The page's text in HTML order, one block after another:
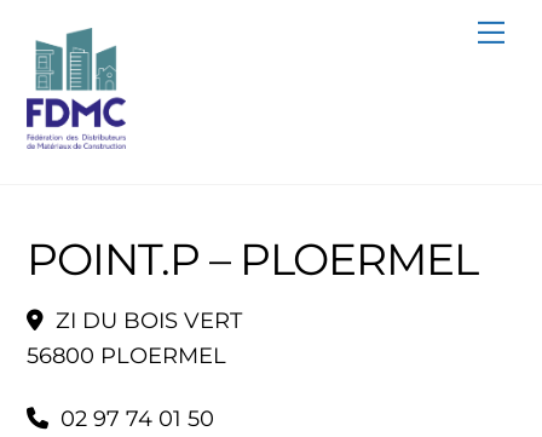
content
POINT.P – PLOERMEL
ZI DU BOIS VERT
56800 PLOERMEL
02 97 74 01 50